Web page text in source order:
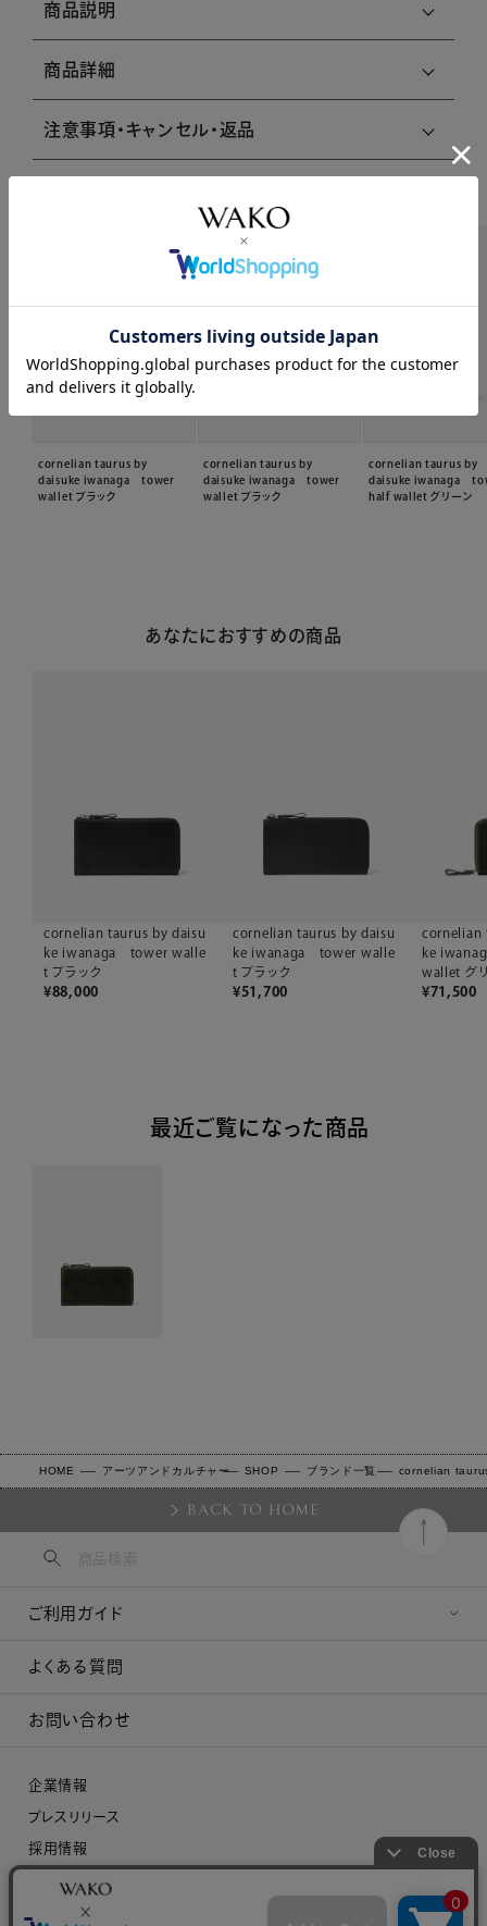
商品説明
商品詳細
注意事項・キャンセル・返品
cornelian taurus by
daisuke iwanaga tower
wallet ブラック
cornelian taurus by
daisuke iwanaga tower
wallet ブラック
cornelian taurus by
daisuke iwanaga
half wallet グリーン
あなたにおすすめの商品
cornelian taurus by daisu
ke iwanaga tower walle
t ブラック
¥88,000
cornelian taurus by daisu
ke iwanaga tower walle
t ブラック
¥51,700
cornelian
ke
wallet グ
¥71,500
最近ご覧になった商品
HOME アーツアンドカルチャー SHOP ブランド一覧 cornelian
BACK TO HOME
ご利用ガイド
よくある質問
お問い合わせ
企業情報
プレスリリース
採用情報
特定商取引に関する法律に基づく表示
プライバシーポリシー